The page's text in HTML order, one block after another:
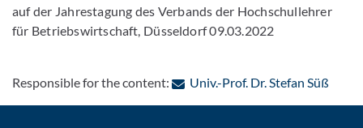
auf der Jahrestagung des Verbands der Hochschullehrer
für Betriebswirtschaft, Düsseldorf 09.03.2022
Responsible for the content: Univ.-Prof. Dr. Stefan Süß: